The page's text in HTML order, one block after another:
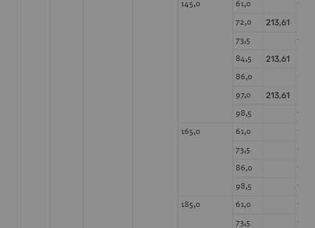
145,0 61,0
72,0 213,61
73,5
84,5 213,61
86,0
97,0 213,61
98,5
165,0 61,0
73,5
86,0
98,5
185,0 61,0
73,5